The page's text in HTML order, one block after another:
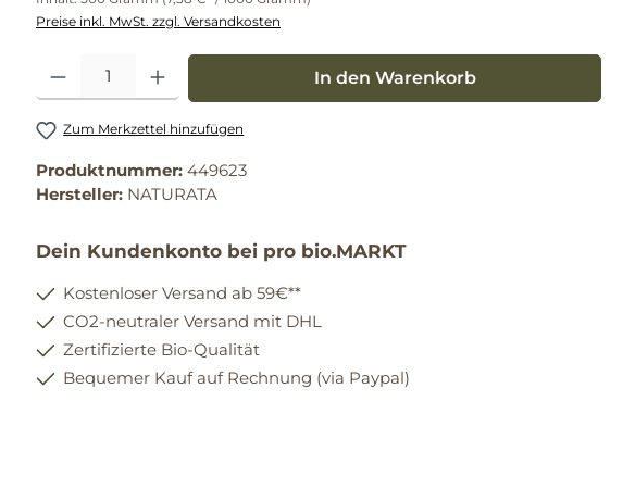
Preise inkl. MwSt. zzgl. Versandkosten
Produkt Anzahl: Gib den gewünschten Wert ein oder benutze die Schaltflächen um die
In den Warenkorb
Zum Merkzettel hinzufügen
Produktnummer: 449623
Hersteller: NATURATA
Dein Kundenkonto bei pro bio.MARKT
Kostenloser Versand ab 59€**
CO2-neutraler Versand mit DHL
Zertifizierte Bio-Qualität
Bequemer Kauf auf Rechnung (via Paypal)